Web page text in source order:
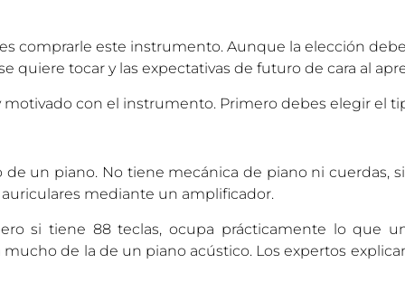
comprarle este instrumento. Aunque la elección
quiere tocar y las expectativas de futuro de cara al
con el instrumento. Primero debes elegir el
un piano. No tiene mecánica de piano ni cuerdas,
mediante un amplificador.
si tiene 88 teclas, ocupa prácticamente lo que
de la de un piano acústico. Los expertos